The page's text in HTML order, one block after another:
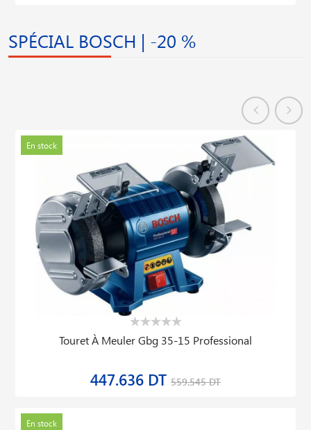
SPÉCIAL BOSCH | -20 %
En stock
Touret À Meuler Gbg 35-15 Professional
447.636 DT 559.545 DT
En stock